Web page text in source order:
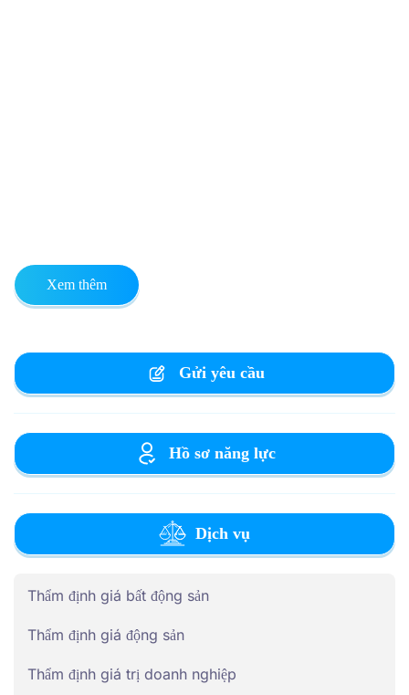
Xem thêm
Gửi yêu cầu
Hồ sơ năng lực
Dịch vụ
Thẩm định giá bất động sản
Thẩm định giá động sản
Thẩm định giá trị doanh nghiệp